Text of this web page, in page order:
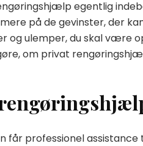
egentlig
på de gevinster, der
og ulemper, du skal være
om privat
professionel assistance